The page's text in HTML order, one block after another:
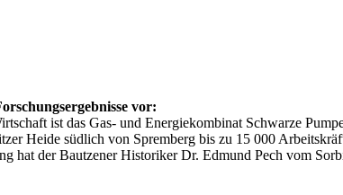
vor:
ist das Gas- und Energiekombinat Schwarze
Heide südlich von Spremberg bis zu 15 000
hat der Bautzener Historiker Dr. Edmund Pech vom